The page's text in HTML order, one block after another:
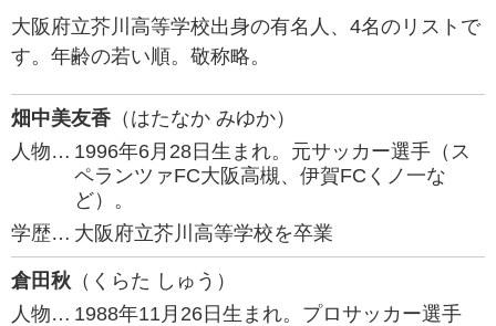
大阪府立芥川高等学校出身の有名人、4名のリストで
す。年齢の若い順。敬称略。
畑中美友香 （はたなか みゆか）
人物… 1996年6月28日生まれ。元サッカー選手（ス
ペランツァFC大阪高槻、伊賀FCくノ一な
ど）。
学歴… 大阪府立芥川高等学校を卒業
倉田秋 （くらた しゅう）
人物… 1988年11月26日生まれ。プロサッカー選手